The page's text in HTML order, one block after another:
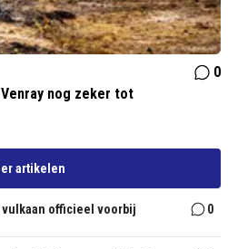
0
nog zeker tot
artikelen
officieel voorbij 0